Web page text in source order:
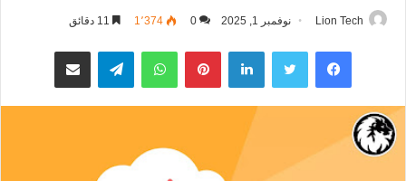
Lion Tech نوفمبر 1, 2025 0 1٬374
فيسبوك تويتر لينكدإن بينتيريستواتساب تيلقرام مشاركة عبر البريد